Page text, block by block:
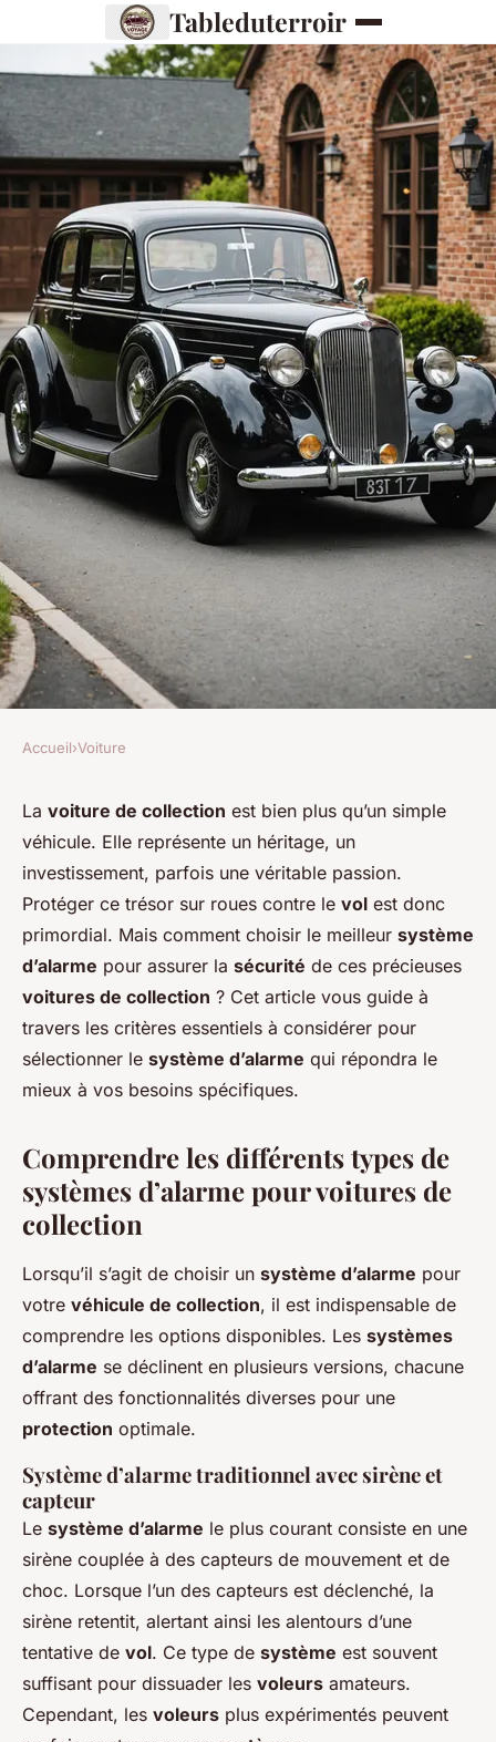
Tableduterroir
Quels sont les critères pour
choisir un système d'alarme
pour une voiture de
collection?
Maria•4 octobre 2024 •6 min de lecture
Accueil›Voiture
La voiture de collection est bien plus qu’un simple
véhicule. Elle représente un héritage, un
investissement, parfois une véritable passion.
Protéger ce trésor sur roues contre le vol est donc
primordial. Mais comment choisir le meilleur système
d’alarme pour assurer la sécurité de ces précieuses
voitures de collection ? Cet article vous guide à
travers les critères essentiels à considérer pour
sélectionner le système d’alarme qui répondra le
mieux à vos besoins spécifiques.
Comprendre les différents types de
systèmes d’alarme pour voitures de
collection
Lorsqu’il s’agit de choisir un système d’alarme pour
votre véhicule de collection, il est indispensable de
comprendre les options disponibles. Les systèmes
d’alarme se déclinent en plusieurs versions, chacune
offrant des fonctionnalités diverses pour une
protection optimale.
Système d’alarme traditionnel avec sirène et
capteur
Le système d’alarme le plus courant consiste en une
sirène couplée à des capteurs de mouvement et de
choc. Lorsque l’un des capteurs est déclenché, la
sirène retentit, alertant ainsi les alentours d’une
tentative de vol. Ce type de système est souvent
suffisant pour dissuader les voleurs amateurs.
Cependant, les voleurs plus expérimentés peuvent